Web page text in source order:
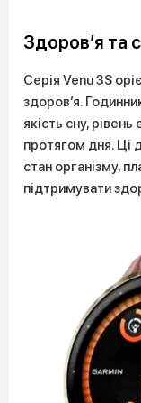
Здоров’я та
Серія Venu 3S
здоров’я.
якість сну,
протягом дня. Ці
стан організму,
підтримувати